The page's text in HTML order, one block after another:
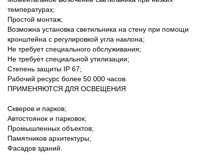
температурах;
Простой монтаж;
Возможна установка светильника на стену при помощи
кронштейна с регулировкой угла наклона;
Не требует специального обслуживания;
Не требует специальной утилизации;
Степень защиты IP 67;
Рабочий ресурс более 50 000 часов.
ПРИМЕНЯЮТСЯ ДЛЯ ОСВЕЩЕНИЯ
Скверов и парков;
Автостоянок и парковок;
Промышленных объектов;
Памятников архитектуры;
Фасадов зданий.